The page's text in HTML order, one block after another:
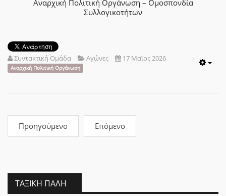
Αναρχική Πολιτική Οργάνωση – Ομοσπονδία
Συλλογικοτήτων
Συντακτική Ομάδα Αγώνες 17 Μαϊος 2026
Αναρχική Πολιτική Οργάνωση
Προηγούμενο Επόμενο
ΤΑΞΙΚΉ ΠΆΛΗ